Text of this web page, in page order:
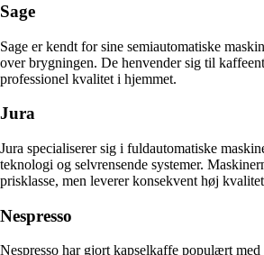
Sage
Sage er kendt for sine semiautomatiske
over brygningen. De henvender sig til
professionel kvalitet i hjemmet.
Jura
Jura specialiserer sig i fuldautomatiske
teknologi og selvrensende systemer.
prisklasse, men leverer konsekvent høj
Nespresso
Nespresso har gjort kapselkaffe populært